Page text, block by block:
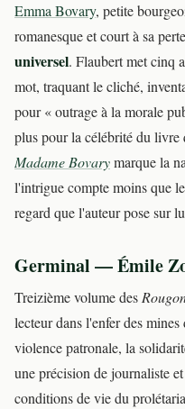
Emma Bovary, petite
romanesque et court à sa
universel. Flaubert met cinq
mot, traquant le cliché,
pour « outrage à la morale
plus pour la célébrité du
Madame Bovarymarque la
l'intrigue compte moins que
regard que l'auteur pose sur
Germinal — Émile
Treizième volume des
lecteur dans l'enfer des
violence patronale, la
une précision de journaliste
conditions de vie du